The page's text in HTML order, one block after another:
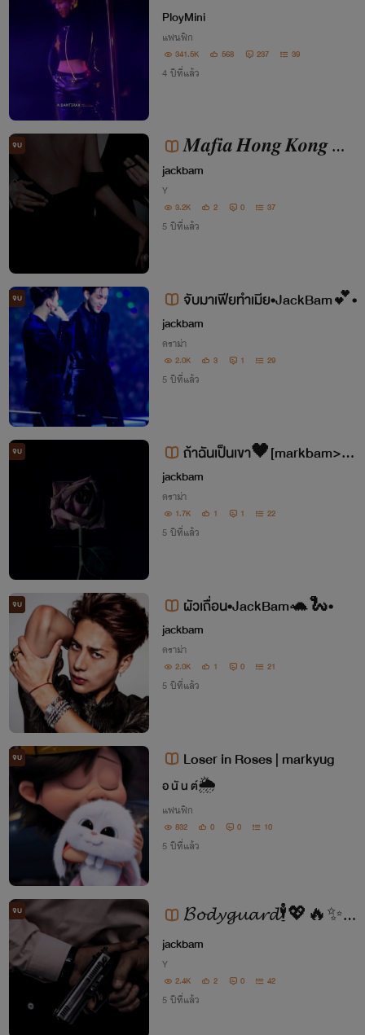
OT7
PloyMini
แฟนฟิก
341.5K 568 237 39
4 ปีที่แล้ว
จบ
𝑴𝒂𝒇𝒊𝒂 𝑯𝒐𝒏𝒈 𝑲𝒐𝒏𝒈 𝒘𝒊𝒇
𝒆💖#JackBam
jackbam
Y
3.2K 2 0 37
5 ปีที่แล้ว
จบ จับมาเฟียทำเมีย•JackBam💕•
jackbam
ดราม่า
2.0K 3 1 29
5 ปีที่แล้ว
จบ
ถ้าฉันเป็นเขา🖤[markbam>ja
ckbam]
jackbam
ดราม่า
1.7K 1 1 22
5 ปีที่แล้ว
จบ ผัวเถื่อน•JackBam🐢🐍•
jackbam
ดราม่า
2.0K 1 0 21
5 ปีที่แล้ว
จบ Loser in Roses | markyug
อ นั น ต์🌦
แฟนฟิก
832 0 0 10
5 ปีที่แล้ว
จบ
𝓑𝓸𝓭𝔂𝓰𝓾𝓪𝓻𝓭🕴️💖🔥✨ #
JackBam
jackbam
Y
2.4K 2 0 42
5 ปีที่แล้ว